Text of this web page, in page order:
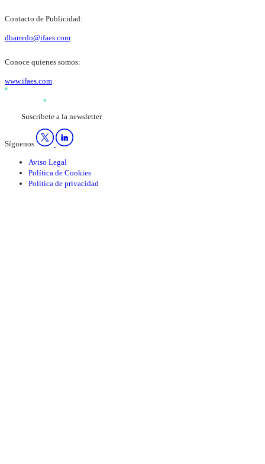
Contacto de Publicidad:
dbarredo@ifaes.com
Conoce quienes somos:
www.ifaes.com
Suscríbete a la newsletter
Síguenos
Aviso Legal
Política de Cookies
Política de privacidad